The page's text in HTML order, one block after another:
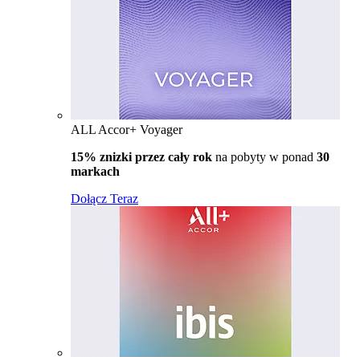
ALL Accor+ Voyager
15% znizki przez cały rok na pobyty w ponad 30
markach
Dołącz Teraz